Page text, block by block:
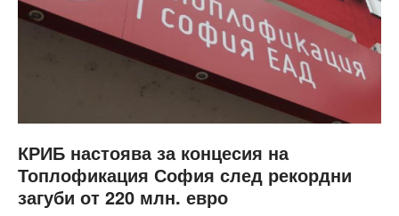
КРИБ настоява за концесия на
Топлофикация София след рекордни
загуби от 220 млн. евро